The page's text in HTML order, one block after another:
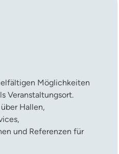
Möglichkeiten
Veranstaltungsort.
Hallen,
und Referenzen für